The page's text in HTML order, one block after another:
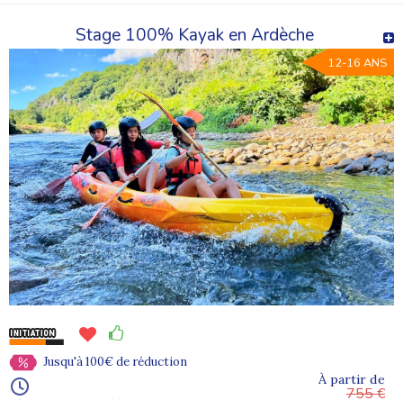
Stage 100% Kayak en Ardèche
12-16 ANS
Jusqu'à 100€ de réduction
À partir de
755 €